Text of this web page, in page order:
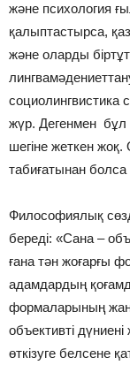
және психология
қалыптастырса,
және оларды
социолингвистика
жүр. Дегенмен
шегіне жеткен
табиғатынан болса
Философиялық
береді: «Сана –
ғана тән жоғарғы
адамдардың
формаларының
объективті
өткізуге белсене